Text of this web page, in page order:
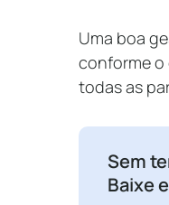
Uma boa
conforme o
todas as
Sem
Baixe